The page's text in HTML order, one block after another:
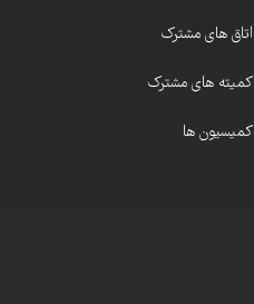
اتاق های مشترک
کمیته های مشترک
کمیسیون ها